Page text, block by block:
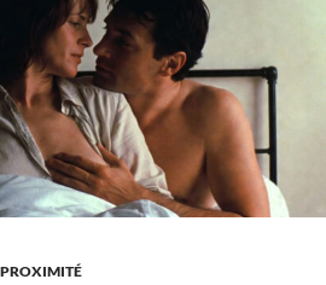
PROXIMITÉ